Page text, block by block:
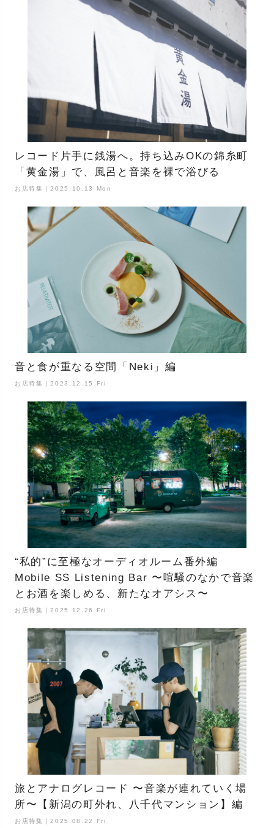
レコード片手に銭湯へ。持ち込みOKの錦糸町
「黄金湯」で、風呂と音楽を裸で浴びる
お店特集｜2025.10.13 Mon
音と食が重なる空間「Neki」編
お店特集｜2023.12.15 Fri
“私的”に至極なオーディオルーム番外編
Mobile SS Listening Bar 〜喧騒のなかで音楽
とお酒を楽しめる、新たなオアシス〜
お店特集｜2025.12.26 Fri
旅とアナログレコード 〜音楽が連れていく場
所〜【新潟の町外れ、八千代マンション】編
お店特集｜2025.08.22 Fri